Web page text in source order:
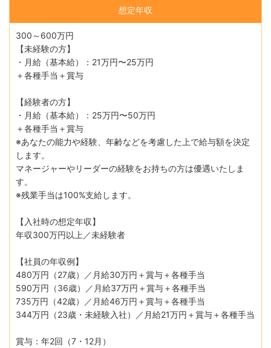
想定年収
300～600万円
【未経験の方】
・月給（基本給）：21万円〜25万円
＋各種手当＋賞与
【経験者の方】
・月給（基本給）：25万円〜50万円
＋各種手当＋賞与
※あなたの能力や経験、年齢などを考慮した上で給与額を決定
します。
マネージャーやリーダーの経験をお持ちの方は優遇いたしま
す。
※残業手当は100%支給します。
【入社時の想定年収】
年収300万円以上／未経験者
【社員の年収例】
480万円（27歳）／月給30万円＋賞与＋各種手当
590万円（36歳）／月給37万円＋賞与＋各種手当
735万円（42歳）／月給46万円＋賞与＋各種手当
344万円（23歳・未経験入社）／月給21万円＋賞与＋各種手当
賞与：年2回（7・12月）